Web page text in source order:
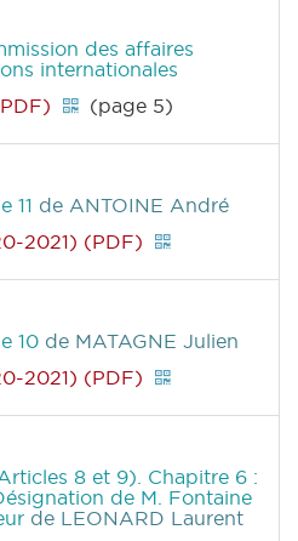
des affaires
internationales
(page 5)
11 de ANTOINE André
2021) (PDF)
10 de MATAGNE Julien
2021) (PDF)
8 et 9). Chapitre 6 :
de M. Fontaine
de LEONARD Laurent